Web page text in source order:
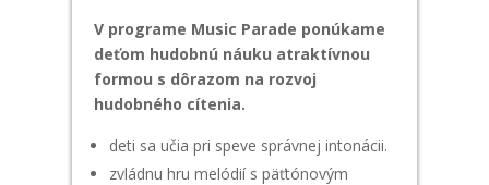
V programe Music Parade ponúkame
deťom hudobnú náuku atraktívnou
formou s dôrazom na rozvoj
hudobného cítenia.
deti sa učia pri speve správnej intonácii.
zvládnu hru melódií s päťtónovým